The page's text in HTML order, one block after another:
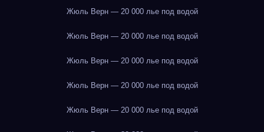
Жюль Верн — 20 000 лье под водой
Жюль Верн — 20 000 лье под водой
Жюль Верн — 20 000 лье под водой
Жюль Верн — 20 000 лье под водой
Жюль Верн — 20 000 лье под водой